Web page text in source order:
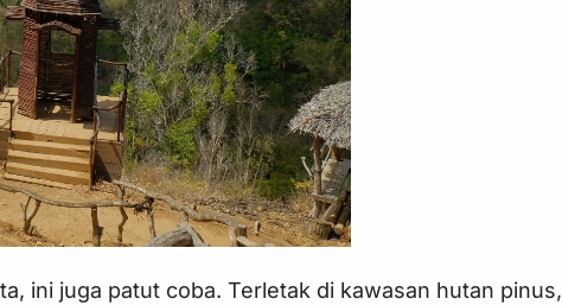
ini juga patut coba. Terletak di kawasan hutan pinus,